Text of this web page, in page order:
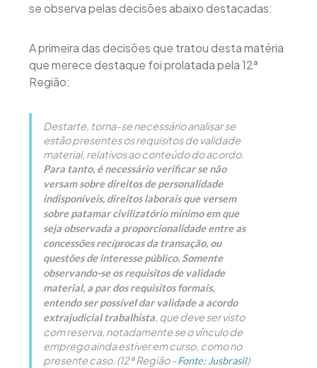
se observa pelas decisões abaixo destacadas:
A primeira das decisões que tratou desta matéria
que merece destaque foi prolatada pela 12ª
Região:
Destarte, torna-se necessário analisar se
estão presentes os requisitos de validade
material, relativos ao conteúdo do acordo.
Para tanto, é necessário verificar se não
versam sobre direitos de personalidade
indisponíveis, direitos laborais que versem
sobre patamar civilizatório mínimo em que
seja observada a proporcionalidade entre as
concessões recíprocas da transação, ou
questões de interesse público. Somente
observando-se os requisitos de validade
material, a par dos requisitos formais,
entendo ser possível dar validade a acordo
extrajudicial trabalhista, que deve ser visto
com reserva, notadamente se o vínculo de
emprego ainda estiver em curso, como no
presente caso. (12ª Região -Fonte: Jusbrasil)